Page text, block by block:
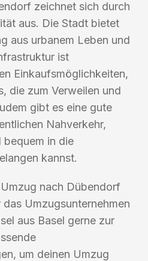
zeichnet sich durch
aus. Die Stadt bietet
aus urbanem Leben und
ist
Einkaufsmöglichkeiten,
die zum Verweilen und
gibt es eine gute
Nahverkehr,
bequem in die
kannst.
nach Dübendorf
Umzugsunternehmen
aus Basel gerne zur
um deinen Umzug